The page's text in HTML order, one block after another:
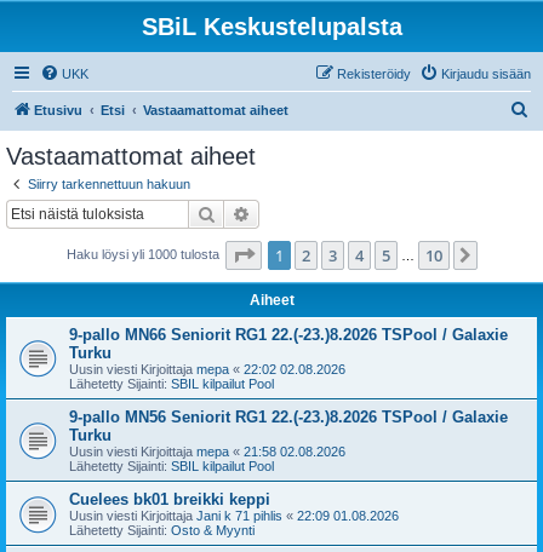
SBiL Keskustelupalsta
UKK Kirjaudu sisään
Rekisteröidy
Etusivu Etsi Vastaamattomat aiheet
Vastaamattomat aiheet
Siirry tarkennettuun hakuun
Etsi
Haku löysi yli 1000 tulosta Sivu /10
1 2 3 4 5 10
Aiheet
9-pallo MN66 Seniorit RG1 22.(-23.)8.2026 TSPool / Galaxie
Turku
Uusin viesti Kirjoittaja mepa « 22:02 02.08.2026
Lähetetty Sijainti: SBIL kilpailut Pool
9-pallo MN56 Seniorit RG1 22.(-23.)8.2026 TSPool / Galaxie
Turku
Uusin viesti Kirjoittaja mepa « 21:58 02.08.2026
Lähetetty Sijainti: SBIL kilpailut Pool
Cuelees bk01 breikki keppi
Uusin viesti Kirjoittaja Jani k 71 pihlis « 22:09 01.08.2026
Lähetetty Sijainti: Osto & Myynti